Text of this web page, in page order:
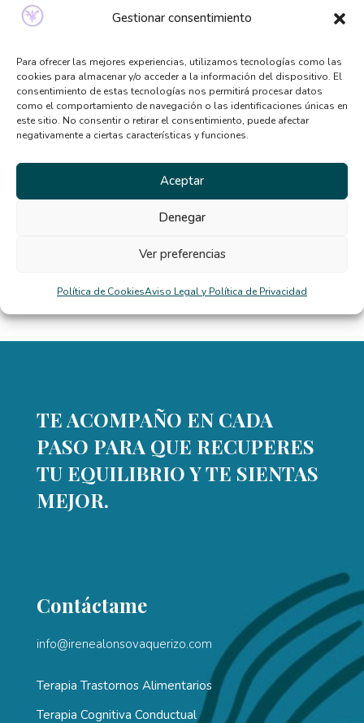
Gestionar consentimiento
Para ofrecer las mejores experiencias, utilizamos tecnologías como las
cookies para almacenar y/o acceder a la información del dispositivo. El
consentimiento de estas tecnologías nos permitirá procesar datos
como el comportamiento de navegación o las identificaciones únicas en
este sitio. No consentir o retirar el consentimiento, puede afectar
negativamente a ciertas características y funciones.
Aceptar
Denegar
Ver preferencias
Política de CookiesAviso Legal y Política de Privacidad
sabías
síntomas
Beneficios de la terapia desde casa: por qué cada
vez más personas la eligen
El TCA y la distorsión de la imagen corporal en
Comentarios
recientes
diego en La rigidez mental nos dificulta la vida
TE ACOMPAÑO EN CADA
PASO PARA QUE RECUPERES
TU EQUILIBRIO Y TE SIENTAS
MEJOR.
Contáctame
info@irenealonsovaquerizo.com
Terapia Trastornos Alimentarios
Terapia Cognitiva Conductual